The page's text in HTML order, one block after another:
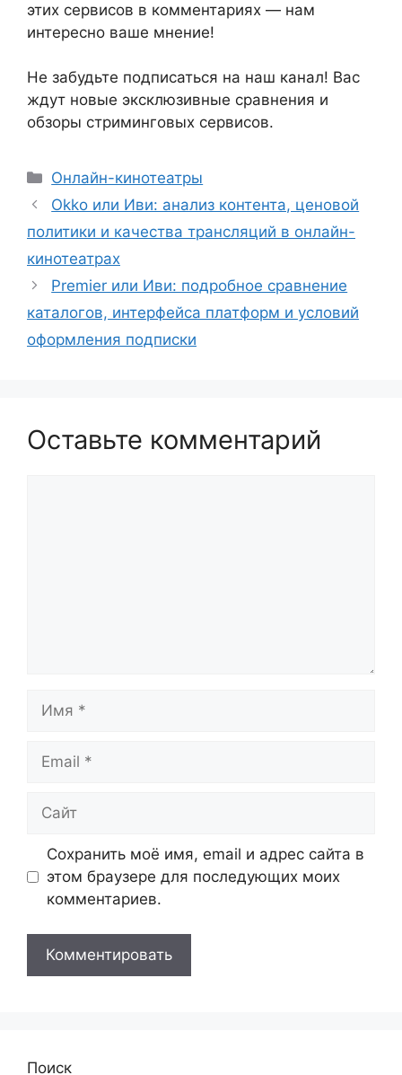
этих сервисов в комментариях — нам
интересно ваше мнение!
Не забудьте подписаться на наш канал! Вас
ждут новые эксклюзивные сравнения и
обзоры стриминговых сервисов.
Рубрики
Онлайн-кинотеатры
Okko или Иви: анализ контента, ценовой
политики и качества трансляций в онлайн-
кинотеатрах
Premier или Иви: подробное сравнение
каталогов, интерфейса платформ и условий
оформления подписки
Оставьте комментарий
Имя
Email
Сайт
Сохранить моё имя, email и адрес сайта в
этом браузере для последующих моих
комментариев.
Поиск